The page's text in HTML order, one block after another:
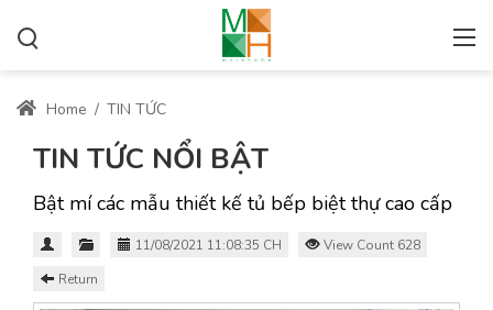
Home / TIN TỨC
TIN TỨC NỔI BẬT
Bật mí các mẫu thiết kế tủ bếp biệt thự cao cấp
11/08/2021 11:08:35 CH
View Count 628
Return